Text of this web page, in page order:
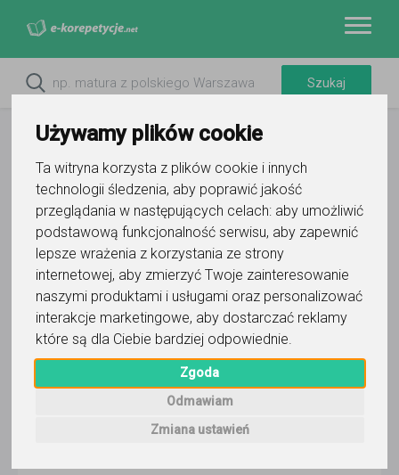
Używamy plików cookie
Ta witryna korzysta z plików cookie i innych
technologii śledzenia, aby poprawić jakość
przeglądania w następujących celach: aby umożliwić
podstawową funkcjonalność serwisu, aby zapewnić
lepsze wrażenia z korzystania ze strony
internetowej, aby zmierzyć Twoje zainteresowanie
naszymi produktami i usługami oraz personalizować
interakcje marketingowe, aby dostarczać reklamy
które są dla Ciebie bardziej odpowiednie.
Zgoda
Odmawiam
Zmiana ustawień
Do ulubionych
Oznacz wystąpienie kontaktu